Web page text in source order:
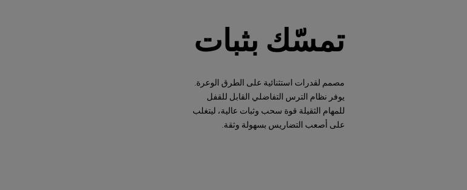
تمسّك بثبات
مصمم لقدرات استثنائية على الطرق الوعرة.
يوفر نظام الترس التفاضلي القابل للقفل
للمهام الثقيلة قوة سحب وثبات عالية، ليتغلب
على أصعب التضاريس بسهولة وثقة.